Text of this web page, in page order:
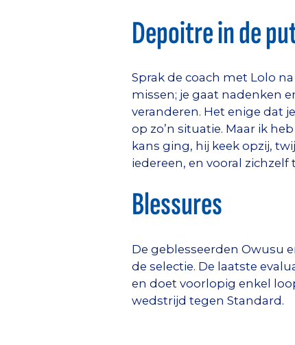
Depoitre in de
Sprak de coach met Lolo
missen; je gaat nadenken
veranderen. Het enige dat
op zo’n situatie. Maar ik
kans ging, hij keek opzij,
iedereen, en vooral
Blessures
De geblesseerden Owusu
de selectie. De laatste
en doet voorlopig enkel
wedstrijd tegen Standard.